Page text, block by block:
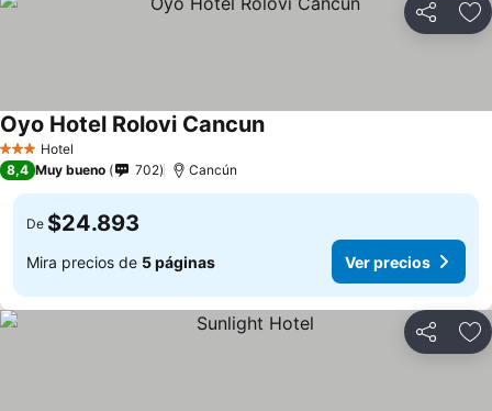
Compartir
3 Estrellas
Hotel
Oyo Hotel Rolovi Cancun
8,4 Muy bueno 702 Cancún
De $24.893
Mira precios de 5 páginas Ver precios
Compartir